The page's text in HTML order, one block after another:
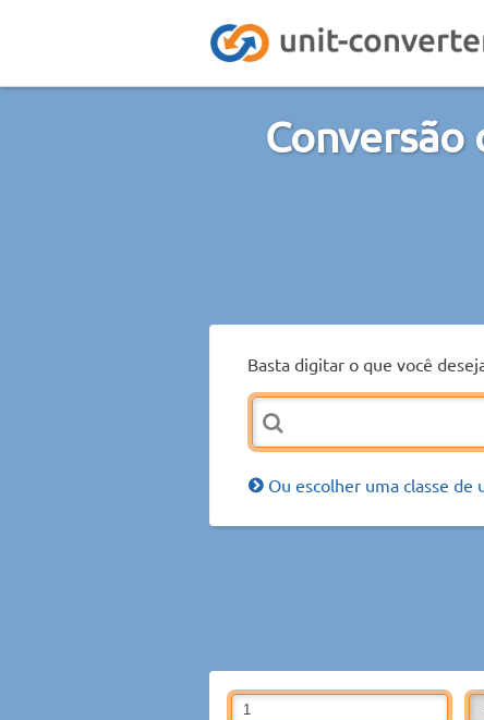
Basta digitar o que você
Ou escolher uma classe de